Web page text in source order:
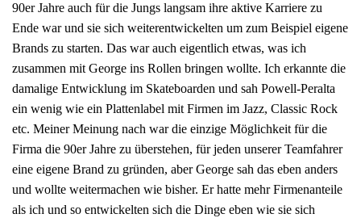
90er Jahre auch für die Jungs langsam ihre aktive Karriere zu
Ende war und sie sich weiterentwickelten um zum Beispiel eigene
Brands zu starten. Das war auch eigentlich etwas, was ich
zusammen mit George ins Rollen bringen wollte. Ich erkannte die
damalige Entwicklung im Skateboarden und sah Powell-Peralta
ein wenig wie ein Plattenlabel mit Firmen im Jazz, Classic Rock
etc. Meiner Meinung nach war die einzige Möglichkeit für die
Firma die 90er Jahre zu überstehen, für jeden unserer Teamfahrer
eine eigene Brand zu gründen, aber George sah das eben anders
und wollte weitermachen wie bisher. Er hatte mehr Firmenanteile
als ich und so entwickelten sich die Dinge eben wie sie sich